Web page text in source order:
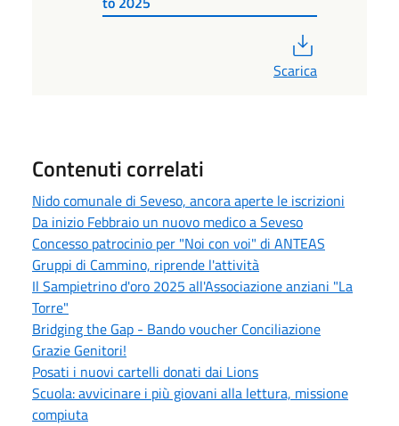
Scarica
Contenuti correlati
Nido comunale di Seveso, ancora aperte le iscrizioni
Da inizio Febbraio un nuovo medico a Seveso
Concesso patrocinio per "Noi con voi" di ANTEAS
Gruppi di Cammino, riprende l'attività
Il Sampietrino d'oro 2025 all'Associazione anziani "La
Torre"
Bridging the Gap - Bando voucher Conciliazione
Grazie Genitori!
Posati i nuovi cartelli donati dai Lions
Scuola: avvicinare i più giovani alla lettura, missione
compiuta